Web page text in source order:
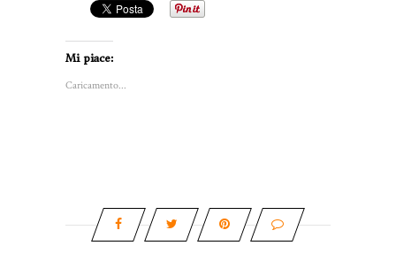
Mi piace:
Caricamento...